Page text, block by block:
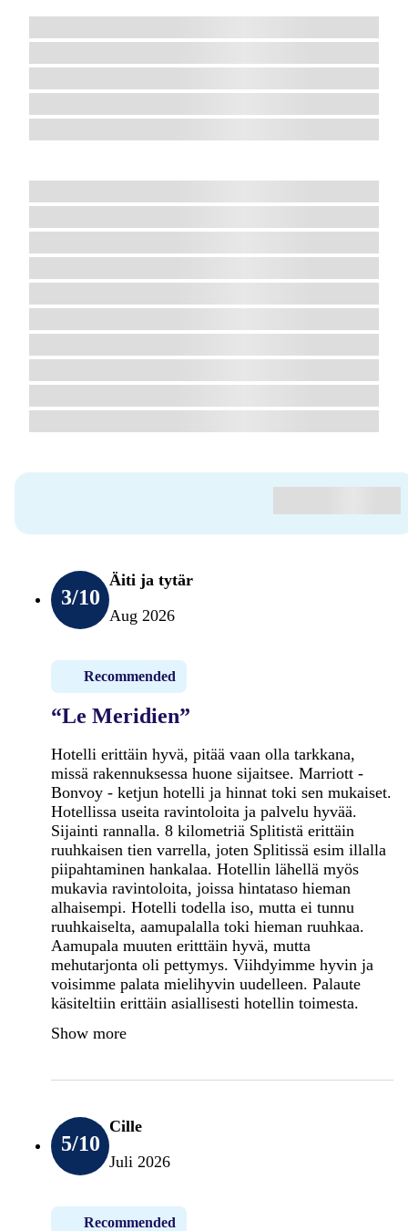
3/10
Äiti ja tytär
Aug 2026
Recommended
“Le Meridien”
Hotelli erittäin hyvä, pitää vaan olla tarkkana,
missä rakennuksessa huone sijaitsee. Marriott -
Bonvoy - ketjun hotelli ja hinnat toki sen mukaiset.
Hotellissa useita ravintoloita ja palvelu hyvää.
Sijainti rannalla. 8 kilometriä Splitistä erittäin
ruuhkaisen tien varrella, joten Splitissä esim illalla
piipahtaminen hankalaa. Hotellin lähellä myös
mukavia ravintoloita, joissa hintataso hieman
alhaisempi. Hotelli todella iso, mutta ei tunnu
ruuhkaiselta, aamupalalla toki hieman ruuhkaa.
Aamupala muuten eritttäin hyvä, mutta
mehutarjonta oli pettymys. Viihdyimme hyvin ja
voisimme palata mielihyvin uudelleen. Palaute
käsiteltiin erittäin asiallisesti hotellin toimesta.
Show more
5/10
Cille
Juli 2026
Recommended